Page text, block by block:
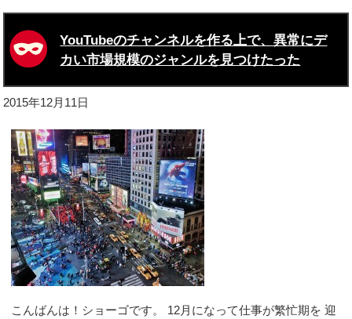
YouTubeのチャンネルを作る上で、異常にデ
カい市場規模のジャンルを見つけたった
2015年12月11日
こんばんは！ショーゴです。 12月になって仕事が繁忙期を 迎